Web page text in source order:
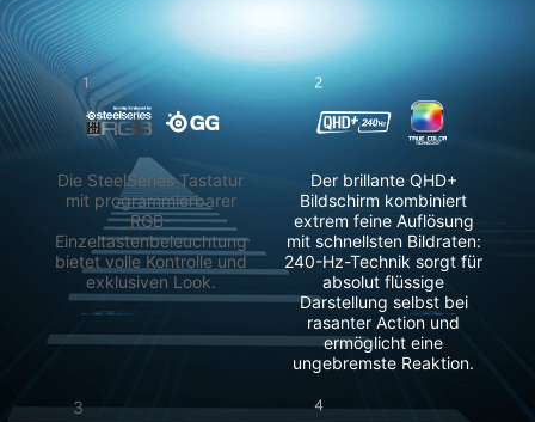
Die SteelSeries Tastatur
mit programmierbarer
RGB-
Einzeltastenbeleuchtung
bietet volle Kontrolle und
exklusiven Look.
Der brillante QHD+
Bildschirm kombiniert
extrem feine Auflösung
mit schnellsten Bildraten:
240-Hz-Technik sorgt für
absolut flüssige
Darstellung selbst bei
rasanter Action und
ermöglicht eine
ungebremste Reaktion.
3